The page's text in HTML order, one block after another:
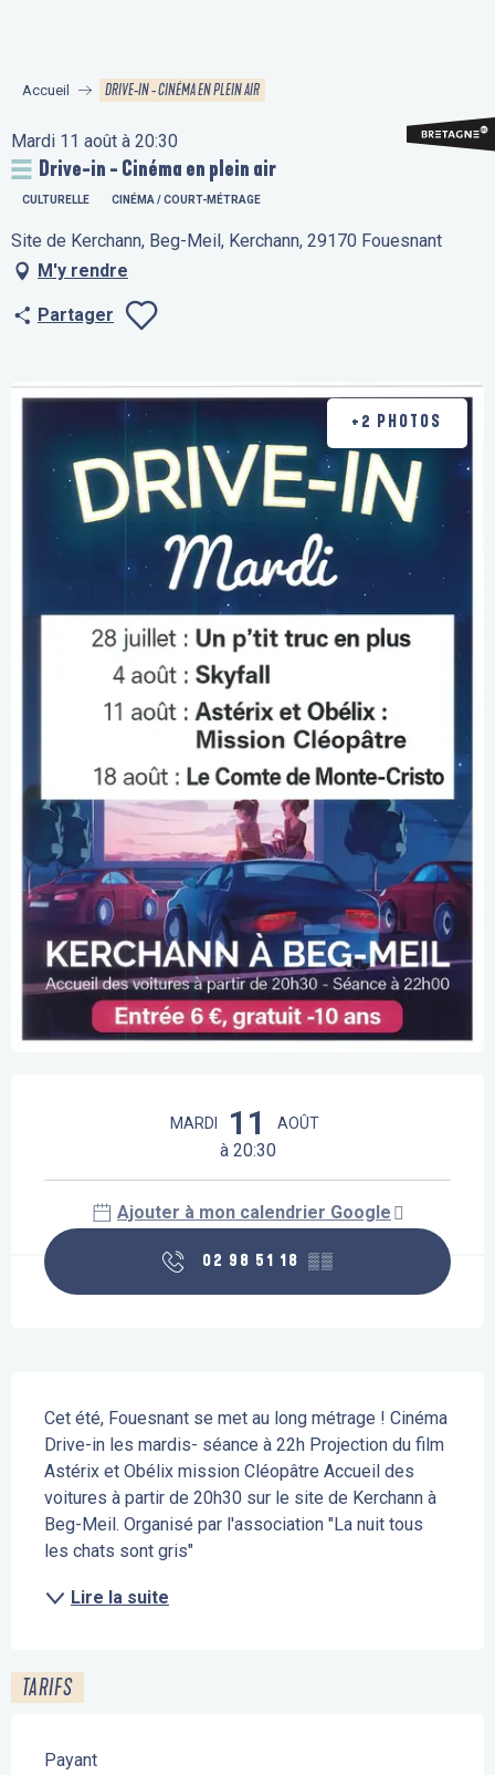
principal
Accueil DRIVE-IN - CINÉMA EN PLEIN AIR
Mardi 11 août à 20:30
Drive-in - Cinéma en plein air
CULTURELLE CINÉMA / COURT-MÉTRAGE
Site de Kerchann, Beg-Meil, Kerchann, 29170 Fouesnant
M'y rendre
Partager
+2 PHOTOS
MARDI 11 AOÛT
à 20:30
Ajouter à mon calendrier Google
02 98 51 18 ▒▒
Cet été, Fouesnant se met au long métrage ! Cinéma
Drive-in les mardis- séance à 22h Projection du film
Astérix et Obélix mission Cléopâtre Accueil des
voitures à partir de 20h30 sur le site de Kerchann à
Beg-Meil. Organisé par l'association "La nuit tous
les chats sont gris"
Lire la suite
TARIFS
Payant